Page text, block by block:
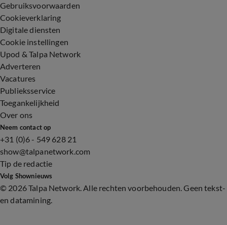
Gebruiksvoorwaarden
Cookieverklaring
Digitale diensten
Cookie instellingen
Upod & Talpa Network
Adverteren
Vacatures
Publieksservice
Toegankelijkheid
Over ons
Neem contact op
+31 (0)6 - 549 628 21
show@talpanetwork.com
Tip de redactie
Volg Shownieuws
© 2026 Talpa Network. Alle rechten voorbehouden. Geen tekst-
en datamining.